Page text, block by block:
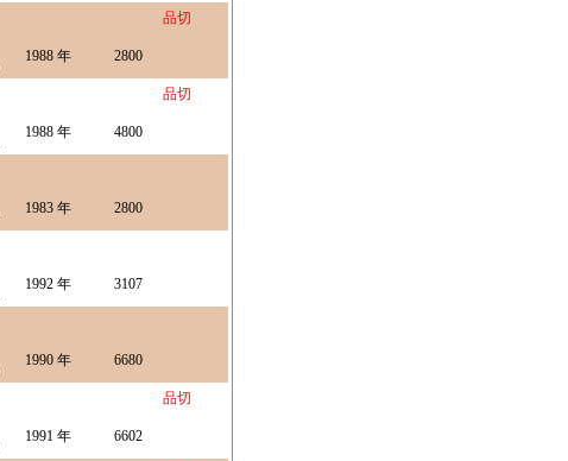
品切
1988 年 2800
品切
1988 年 4800
1983 年 2800
1992 年 3107
1990 年 6680
品切
1991 年 6602